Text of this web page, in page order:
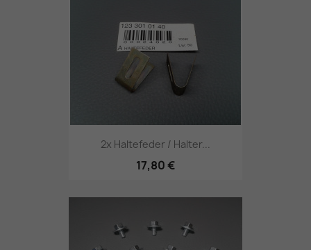
2x Haltefeder / Halter...
17,80 €